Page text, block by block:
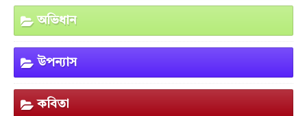
অভিধান
উপন্যাস
কবিতা